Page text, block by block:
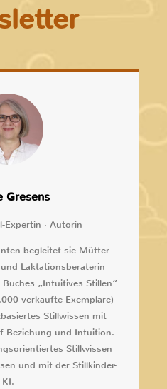
Gresens
Expertin · Autorin
begleitet sie Mütter
Laktationsberaterin
„Intuitives Stillen“
verkaufte Exemplare)
Stillwissen mit
Beziehung und Intuition.
Stillwissen
und mit der Stillkinder-
KI.